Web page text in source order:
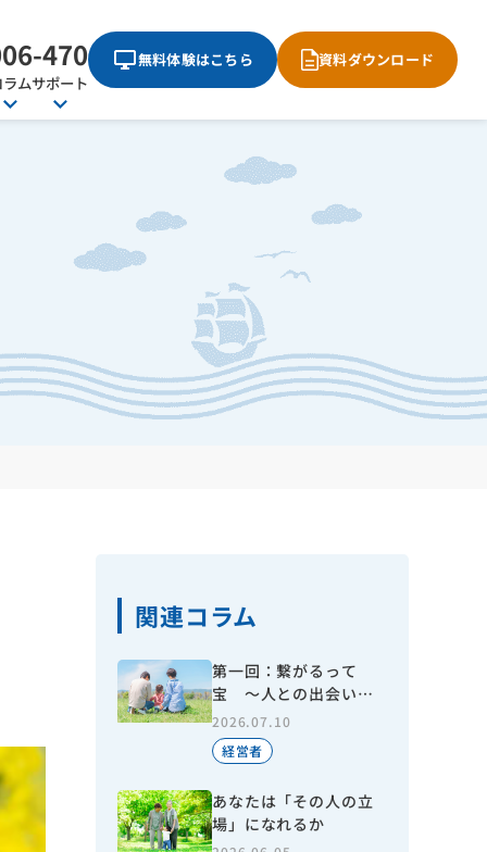
470
ムサポート
無料体験はこちら 資料ダウンロード
関連コラム
第一回：繋がるって
宝 ～人との出会いで
今がある～
2026.07.10
経営者
あなたは「その人の立
場」になれるか